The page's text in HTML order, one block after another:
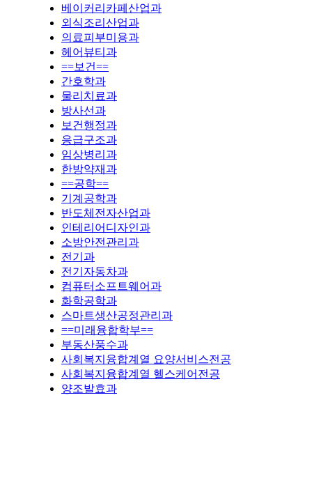
베이커리카페산업과
외식조리산업과
의료피부미용과
헤어뷰티과
==보건==
간호학과
물리치료과
방사선과
보건행정과
응급구조과
임상병리과
한방약재과
==공학==
기계공학과
반도체전자산업과
인테리어디자인과
소방안전관리과
전기과
전기자동차과
컴퓨터소프트웨어과
화학공학과
스마트생산공정관리과
==미래융합학부==
부동산풍수과
사회복지융합계열 요양서비스전공
사회복지융합계열 헬스케어전공
양조발효과